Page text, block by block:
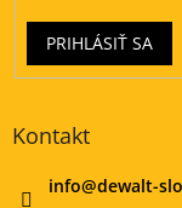
PRIHLÁSIŤ SA
Kontakt
info@dewalt-